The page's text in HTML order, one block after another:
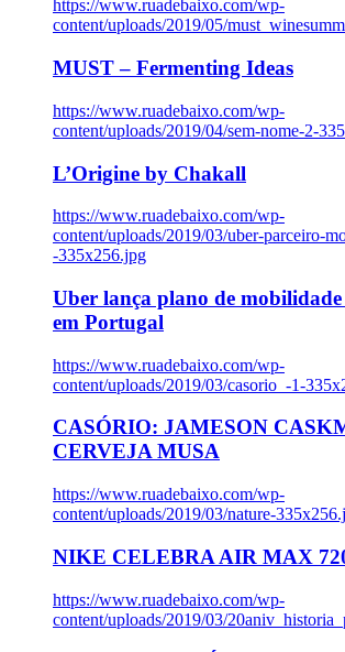
https://www.ruadebaixo.com/wp-
content/uploads/2019/05/
MUST – Fermenting Ideas
https://www.ruadebaixo.com/wp-
content/uploads/2019/04/sem-nome-2-
L’Origine by Chakall
https://www.ruadebaixo.com/wp-
content/uploads/2019/03/uber-parceiro-
-335x256.jpg
Uber lança plano de
em Portugal
https://www.ruadebaixo.com/wp-
content/uploads/2019/03/casorio_-1-
CASÓRIO: JAMESON
CERVEJA MUSA
https://www.ruadebaixo.com/wp-
content/uploads/2019/03/nature-
NIKE CELEBRA AIR MAX
https://www.ruadebaixo.com/wp-
content/uploads/2019/03/